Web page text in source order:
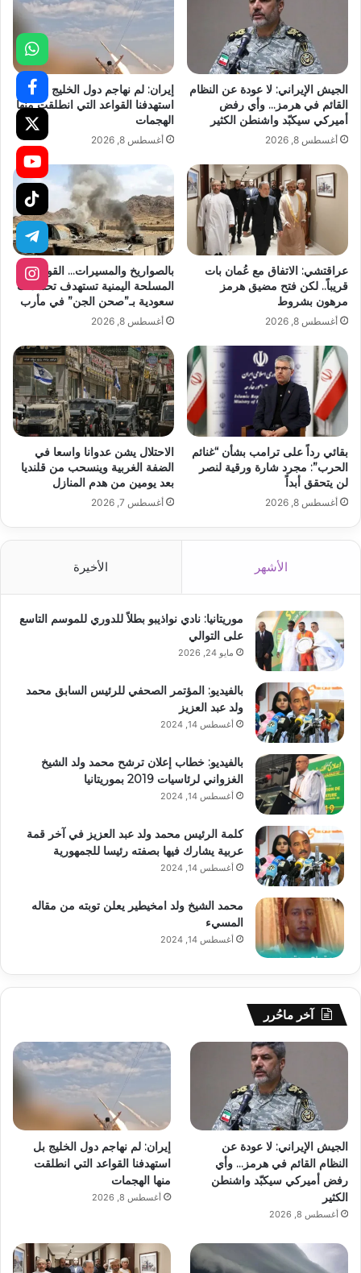
الجيش الإيراني: لا عودة عن النظام
القائم في هرمز… وأي رفض
أميركي سيكبّد واشنطن الكثير
أغسطس 8, 2026
إيران: لم نهاجم دول الخليج بل
استهدفنا القواعد التي انطلقت منها
الهجمات
أغسطس 8, 2026
عراقتشي: الاتفاق مع عُمان بات
قريباً.. لكن فتح مضيق هرمز
مرهون بشروط
أغسطس 8, 2026
بالصواريخ والمسيرات… القوات
المسلحة اليمنية تستهدف تحشدات
سعودية بـ”صحن الجن” في مأرب
أغسطس 8, 2026
بقائي رداً على ترامب بشأن “غنائم
الحرب”: مجرد شارة ورقية لنصر
لن يتحقق أبداً
أغسطس 8, 2026
الاحتلال يشن عدوانا واسعا في
الضفة الغربية وينسحب من قلنديا
بعد يومين من هدم المنازل
أغسطس 7, 2026
الأشهر الأخيرة
موريتانيا: نادي نواذيبو بطلاً للدوري للموسم التاسع
على التوالي
مايو 24, 2026
بالفيديو: المؤتمر الصحفي للرئيس السابق محمد
ولد عبد العزيز
أغسطس 14, 2024
بالفيديو: خطاب إعلان ترشح محمد ولد الشيخ
الغزواني لرئاسيات 2019 بموريتانيا
أغسطس 14, 2024
كلمة الرئيس محمد ولد عبد العزيز في آخر قمة
عربية يشارك فيها بصفته رئيسا للجمهورية
أغسطس 14, 2024
محمد الشيخ ولد امخيطير يعلن توبته من مقاله
المسيء
أغسطس 14, 2024
آخر ماحُرر
الجيش الإيراني: لا عودة عن
النظام القائم في هرمز… وأي
رفض أميركي سيكبّد واشنطن
الكثير
أغسطس 8, 2026
إيران: لم نهاجم دول الخليج بل
استهدفنا القواعد التي انطلقت
منها الهجمات
أغسطس 8, 2026